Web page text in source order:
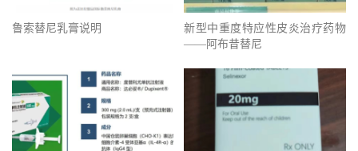
鲁索替尼乳膏说明
新型中重度特应性皮炎治疗药物
——阿布昔替尼